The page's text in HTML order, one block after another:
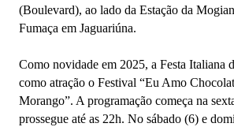
(Boulevard), ao lado da Estação da
Fumaça em Jaguariúna.
Como novidade em 2025, a Festa Italiana
como atração o Festival “Eu Amo
Morango”. A programação começa na
prossegue até as 22h. No sábado (6) e